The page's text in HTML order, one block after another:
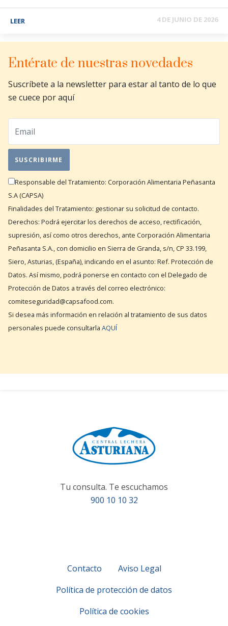
LEER 4 DE JUNIO DE 2026
Entérate de nuestras novedades
Suscríbete a la newsletter para estar al tanto de lo que
se cuece por aquí
Responsable del Tratamiento: Corporación Alimentaria Peñasanta
S.A (CAPSA)
Finalidades del Tratamiento: gestionar su solicitud de contacto.
Derechos: Podrá ejercitar los derechos de acceso, rectificación,
supresión, así como otros derechos, ante Corporación Alimentaria
Peñasanta S.A., con domicilio en Sierra de Granda, s/n, CP 33.199,
Siero, Asturias, (España), indicando en el asunto: Ref. Protección de
Datos. Así mismo, podrá ponerse en contacto con el Delegado de
Protección de Datos a través del correo electrónico:
comiteseguridad@capsafood.com.
Si desea más información en relación al tratamiento de sus datos
personales puede consultarla AQUÍ
Tu consulta. Te escuchamos
900 10 10 32
Contacto
Aviso Legal
Política de protección de datos
Política de cookies